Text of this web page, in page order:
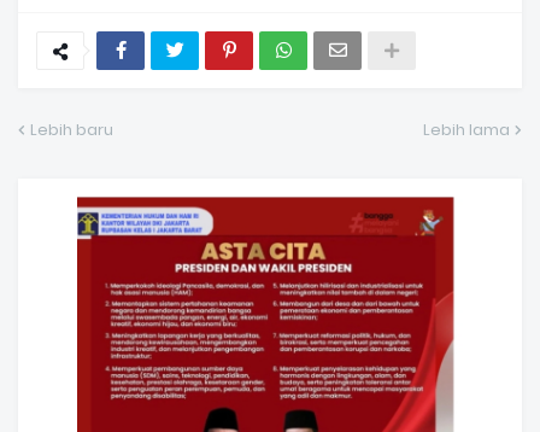
Lebih baru Lebih lama